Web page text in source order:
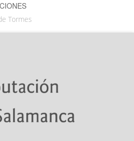
Tormes